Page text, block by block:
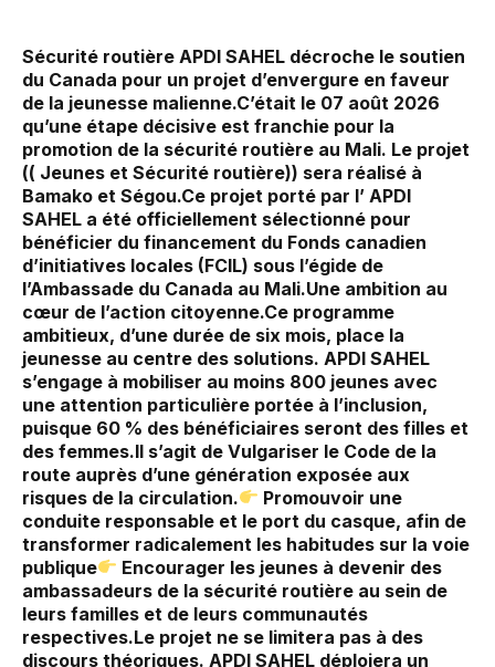
Sécurité routière APDI SAHEL décroche le soutien
du Canada pour un projet d’envergure en faveur
de la jeunesse malienne.‎‎C’était le 07 août 2026
qu’une étape décisive est franchie pour la
promotion de la sécurité routière au Mali. Le projet
(( Jeunes et Sécurité routière)) sera réalisé à
Bamako et Ségou.‎Ce projet porté par l’ APDI
SAHEL a été officiellement sélectionné pour
bénéficier du financement du Fonds canadien
d’initiatives locales (FCIL) sous l’égide de
l’Ambassade du Canada au Mali.‎Une ambition au
cœur de l’action citoyenne.‎Ce programme
ambitieux, d’une durée de six mois, place la
jeunesse au centre des solutions. APDI SAHEL
s’engage à mobiliser au moins 800 jeunes avec
une attention particulière portée à l’inclusion,
puisque 60 % des bénéficiaires seront des filles et
des femmes.‎‎Il s’agit de Vulgariser le Code de la
route auprès d’une génération exposée aux
risques de la circulation.‎
Promouvoir une
conduite responsable et le port du casque, afin de
transformer radicalement les habitudes sur la voie
publique‎
Encourager les jeunes à devenir des
ambassadeurs de la sécurité routière au sein de
leurs familles et de leurs communautés
respectives.‎‎‎Le projet ne se limitera pas à des
discours théoriques. APDI SAHEL déploiera un